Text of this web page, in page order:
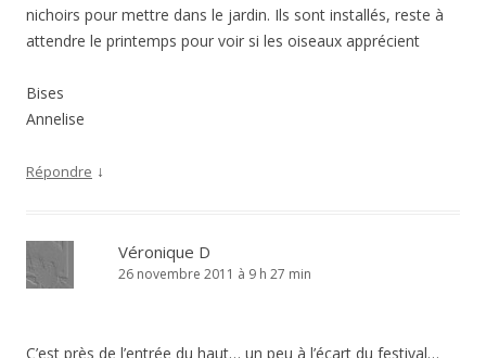
nichoirs pour mettre dans le jardin. Ils sont installés, reste à
attendre le printemps pour voir si les oiseaux apprécient
Bises
Annelise
Répondre ↓
Véronique D
26 novembre 2011 à 9 h 27 min
C’est près de l’entrée du haut… un peu à l’écart du festival…